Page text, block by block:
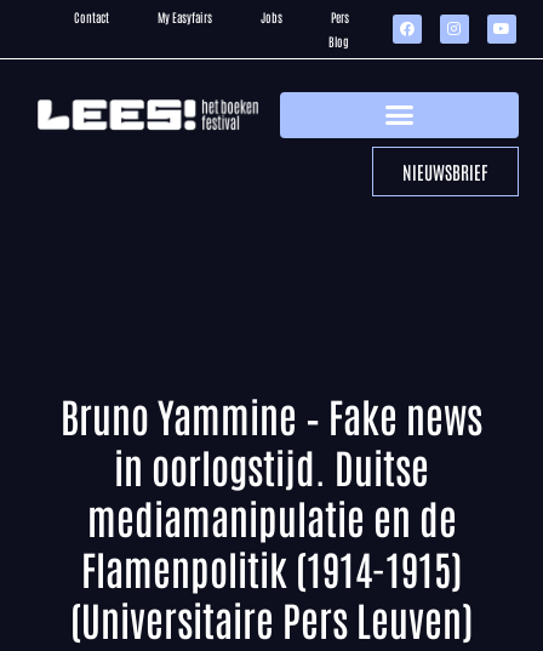
Contact My Easyfairs Jobs
Pers
Blog
NIEUWSBRIEF
Bruno Yammine – Fake news
in oorlogstijd. Duitse
mediamanipulatie en de
Flamenpolitik (1914-1915)
(Universitaire Pers Leuven)